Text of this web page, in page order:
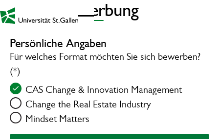
Link zur Startseite - Mobil
Online Bewerbung
Persönliche Angaben
Für welches Format möchten Sie sich bewerben?
(*)
CAS Change & Innovation Management
Change the Real Estate Industry
Mindset Matters